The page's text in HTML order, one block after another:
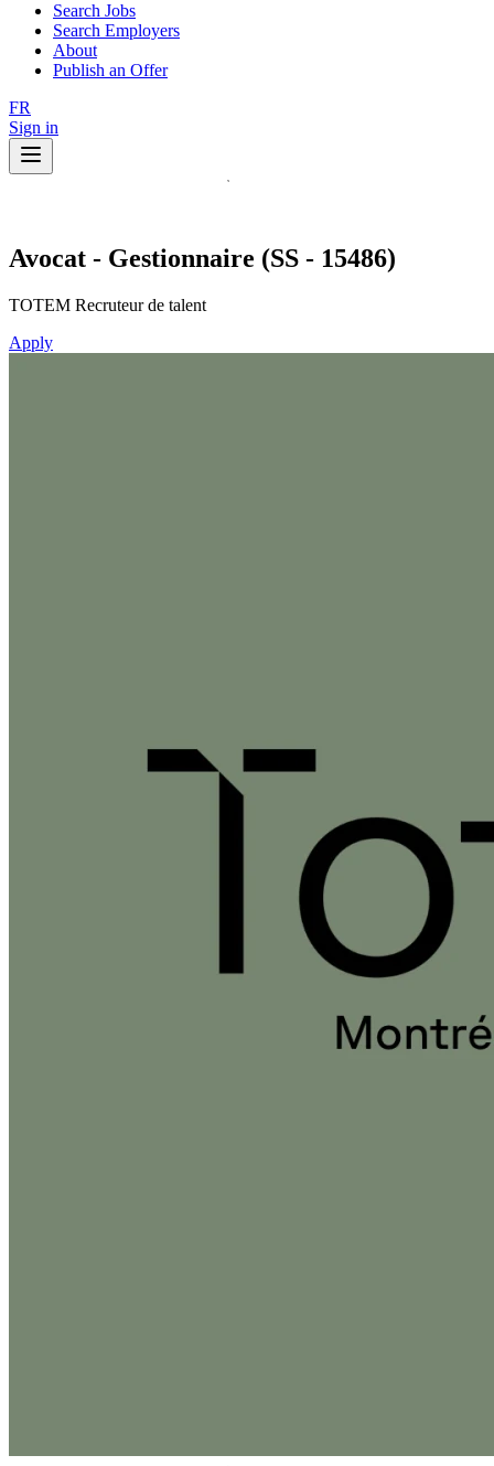
Search Jobs
Search Employers
About
Publish an Offer
FR
Sign in
Avocat - Gestionnaire (SS - 15486)
TOTEM Recruteur de talent
Apply